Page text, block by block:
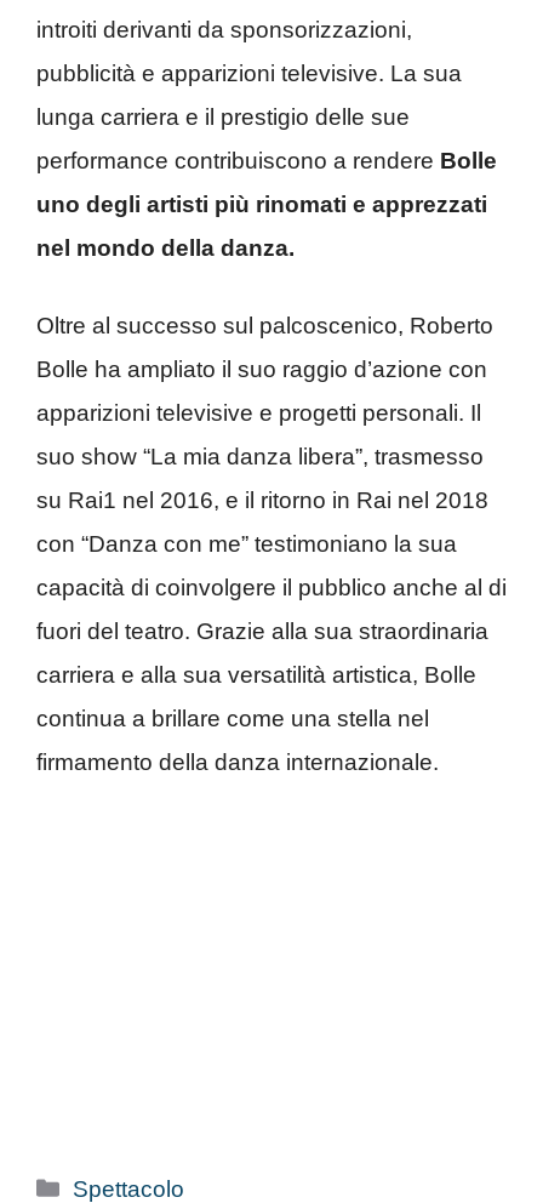
introiti derivanti da sponsorizzazioni,
pubblicità e apparizioni televisive. La sua
lunga carriera e il prestigio delle sue
performance contribuiscono a rendere Bolle
uno degli artisti più rinomati e apprezzati
nel mondo della danza.
Oltre al successo sul palcoscenico, Roberto
Bolle ha ampliato il suo raggio d’azione con
apparizioni televisive e progetti personali. Il
suo show “La mia danza libera”, trasmesso
su Rai1 nel 2016, e il ritorno in Rai nel 2018
con “Danza con me” testimoniano la sua
capacità di coinvolgere il pubblico anche al di
fuori del teatro. Grazie alla sua straordinaria
carriera e alla sua versatilità artistica, Bolle
continua a brillare come una stella nel
firmamento della danza internazionale.
Categorie
Spettacolo